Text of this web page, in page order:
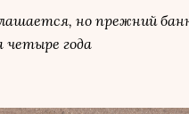
но прежний
четыре года